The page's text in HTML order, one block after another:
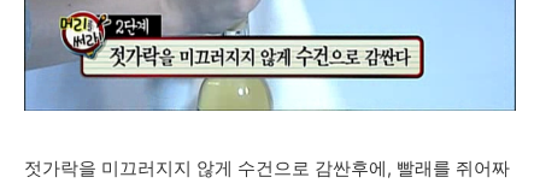
젓가락을 미끄러지지 않게 수건으로 감싼후에, 빨래를 쥐어짜